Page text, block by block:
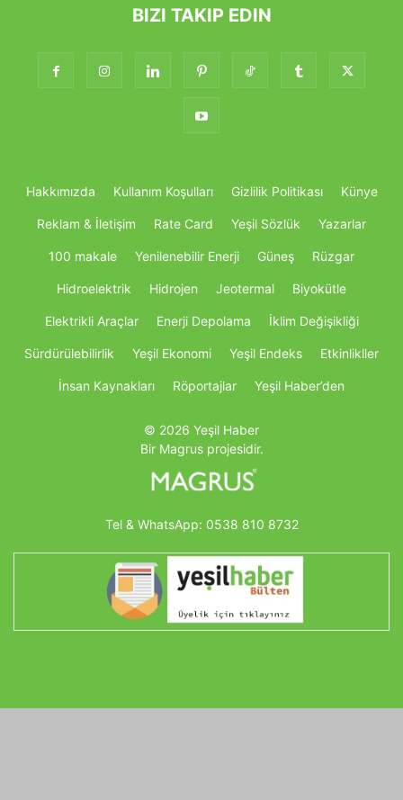
BIZI TAKIP EDIN
Hakkımızda Kullanım Koşulları Gizlilik Politikası Künye
Reklam & İletişim Rate Card Yeşil Sözlük Yazarlar
100 makale Yenilenebilir Enerji Güneş Rüzgar
Hidroelektrik Hidrojen Jeotermal Biyokütle
Elektrikli Araçlar Enerji Depolama İklim Değişikliği
Sürdürülebilirlik Yeşil Ekonomi Yeşil Endeks Etkinlikller
İnsan Kaynakları Röportajlar Yeşil Haber’den
© 2026 Yeşil Haber
Bir Magrus projesidir.
Tel & WhatsApp: 0538 810 8732